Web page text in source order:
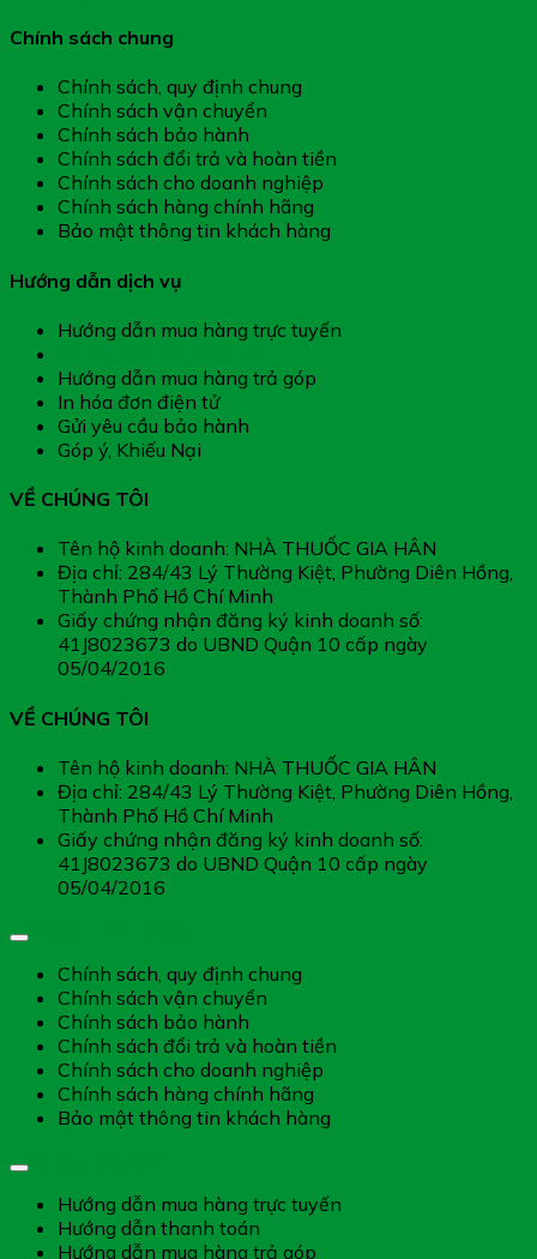
Chính sách chung
Chính sách, quy định chung
Chính sách vận chuyển
Chính sách bảo hành
Chính sách đổi trả và hoàn tiền
Chính sách cho doanh nghiệp
Chính sách hàng chính hãng
Bảo mật thông tin khách hàng
Hướng dẫn dịch vụ
Hướng dẫn mua hàng trực tuyến
Hướng dẫn mua hàng trả góp
In hóa đơn điện tử
Gửi yêu cầu bảo hành
Góp ý, Khiếu Nại
VỀ CHÚNG TÔI
Tên hộ kinh doanh: NHÀ THUỐC GIA HÂN
Địa chỉ: 284/43 Lý Thường Kiệt, Phường Diên Hồng,
Thành Phố Hồ Chí Minh
Giấy chứng nhận đăng ký kinh doanh số:
41J8023673 do UBND Quận 10 cấp ngày
05/04/2016
VỀ CHÚNG TÔI
Tên hộ kinh doanh: NHÀ THUỐC GIA HÂN
Địa chỉ: 284/43 Lý Thường Kiệt, Phường Diên Hồng,
Thành Phố Hồ Chí Minh
Giấy chứng nhận đăng ký kinh doanh số:
41J8023673 do UBND Quận 10 cấp ngày
05/04/2016
Chính sách, quy định chung
Chính sách vận chuyển
Chính sách bảo hành
Chính sách đổi trả và hoàn tiền
Chính sách cho doanh nghiệp
Chính sách hàng chính hãng
Bảo mật thông tin khách hàng
Hướng dẫn mua hàng trực tuyến
Hướng dẫn thanh toán
Hướng dẫn mua hàng trả góp